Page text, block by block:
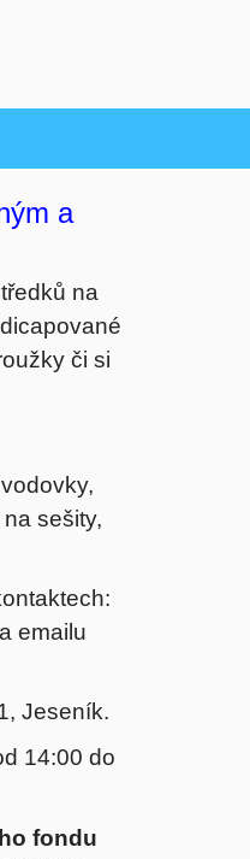
a
na
či si
sešity,
emailu
Jeseník.
14:00 do
fondu